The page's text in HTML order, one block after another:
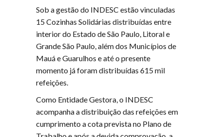
Sob a gestão do INDESC estão vinculadas
15 Cozinhas Solidárias distribuídas entre
interior do Estado de São Paulo, Litoral e
Grande São Paulo, além dos Municípios de
Mauá e Guarulhos e até o presente
momento já foram distribuídas 615 mil
refeições.
Como Entidade Gestora, o INDESC
acompanha a distribuição das refeições em
cumprimento a cota prevista no Plano de